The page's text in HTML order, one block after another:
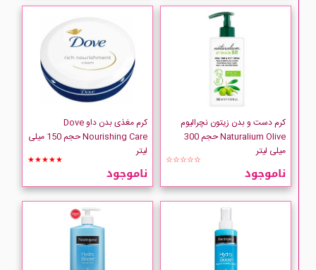
INSIGHT
JUTE
Lafarrerr
LIMPIO
کرم دست و بدن زیتون نچرالیوم
Naturalium Olive حجم 300
میلی لیتر
☆☆☆☆☆
ناموجود
کرم مغذی بدن داو Dove
Nourishing Care حجم 150 میلی
لیتر
★★★★★
ناموجود